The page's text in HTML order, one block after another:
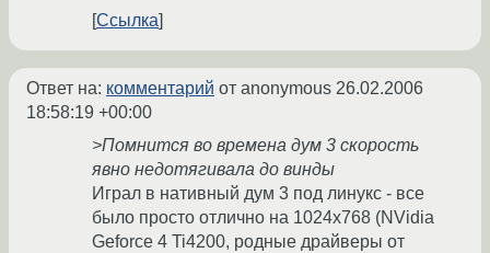
Ссылка
Ответ на: комментарий от anonymous 26.02.2006
18:58:19 +00:00
>Помнится во времена дум 3 скорость
явно недотягивала до винды
Играл в нативный дум 3 под линукс - все
было просто отлично на 1024х768 (NVidia
Geforce 4 Ti4200, родные драйверы от